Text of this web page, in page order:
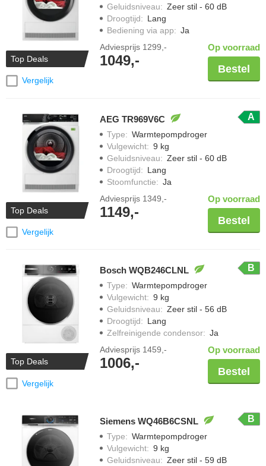
Top Deals
Vergelijk
Geluidsniveau: Zeer stil - 60 dB
Droogtijd: Lang
Bediening via app: Ja
Adviesprijs 1299,-
1049,-
Op voorraad
Bestel
Top Deals
Vergelijk
AEG TR969V6C A
Type: Warmtepompdroger
Vulgewicht: 9 kg
Geluidsniveau: Zeer stil - 60 dB
Droogtijd: Lang
Stoomfunctie: Ja
Adviesprijs 1349,-
1149,-
Op voorraad
Bestel
Top Deals
Vergelijk
Bosch WQB246CLNL B
Type: Warmtepompdroger
Vulgewicht: 9 kg
Geluidsniveau: Zeer stil - 56 dB
Droogtijd: Lang
Zelfreinigende condensor: Ja
Adviesprijs 1459,-
1006,-
Op voorraad
Bestel
Siemens WQ46B6CSNL B
Type: Warmtepompdroger
Vulgewicht: 9 kg
Geluidsniveau: Zeer stil - 59 dB